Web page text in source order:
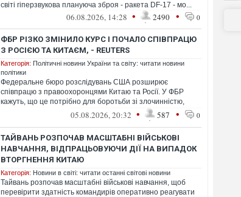
світі гіперзвукова плануюча зброя - ракета DF-17 - мо...
06.08.2026, 14:28 • 2490 • 0
ФБР РІЗКО ЗМІНИЛО КУРС І ПОЧАЛО СПІВПРАЦЮ
З РОСІЄЮ ТА КИТАЄМ, - REUTERS
Категорія: Політичні новини України та світу: читати новини
політики
Федеральне бюро розслідувань США розширює
співпрацю з правоохоронцями Китаю та Росії. У ФБР
кажуть, що це потрібно для боротьби зі злочинністю,
05.08.2026, 20:32 • 587 • 0
ТАЙВАНЬ РОЗПОЧАВ МАСШТАБНІ ВІЙСЬКОВІ
НАВЧАННЯ, ВІДПРАЦЬОВУЮЧИ ДІЇ НА ВИПАДОК
ВТОРГНЕННЯ КИТАЮ
Категорія: Новини в світі: читати останні світові новини
Тайвань розпочав масштабні військові навчання, щоб
перевірити здатність командирів оперативно реагувати